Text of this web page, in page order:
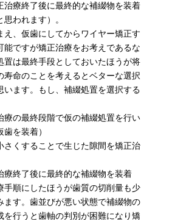
治療終了後に最終的な補綴物を装着
われます）。
え、仮歯にしてからワイヤー矯正す
能ですが矯正治療をお考えであるな
置は最終手段としておいたほうが将
寿命のことを考えるとベターな選択
います。もし、補綴処置を選択する
療の最終段階で仮の補綴処置を行い
歯を装着）
さくすることで生じた隙間を矯正治
療終了後に最終的な補綴物を装着
手順にしたほうが歯質の切削量も少
ます。歯並びが悪い状態で補綴物の
を行うと歯軸の判別が困難になり矯